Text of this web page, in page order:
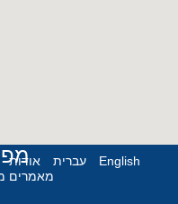
English עברית אודות
מאמרים